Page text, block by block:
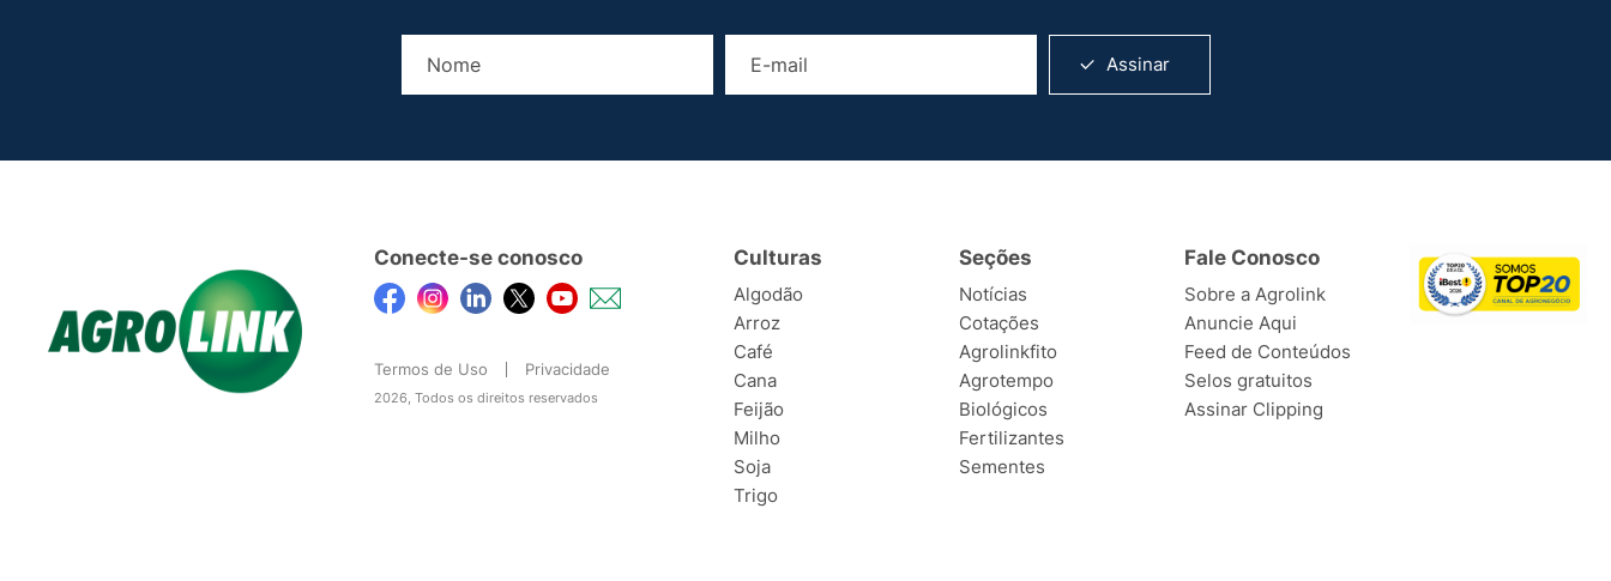
Assinar
Conecte-se conosco
Termos de Uso Privacidade
2026, Todos os direitos reservados
Culturas
Algodão
Arroz
Café
Cana
Feijão
Milho
Soja
Trigo
Seções
Notícias
Cotações
Agrolinkfito
Agrotempo
Biológicos
Fertilizantes
Sementes
Fale Conosco
Sobre a Agrolink
Anuncie Aqui
Feed de Conteúdos
Selos gratuitos
Assinar Clipping